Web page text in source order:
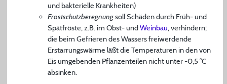
und bakterielle Krankheiten)
Frostschutzberegnungsoll Schäden durch Früh- und
Spätfröste, z.B. im Obst- undWeinbau, verhindern;
die beim Gefrieren des Wassers freiwerdende
Erstarrungswärme läßt die Temperaturen in den von
Eis umgebenden Pflanzenteilen nicht unter -0,5 °C
absinken.